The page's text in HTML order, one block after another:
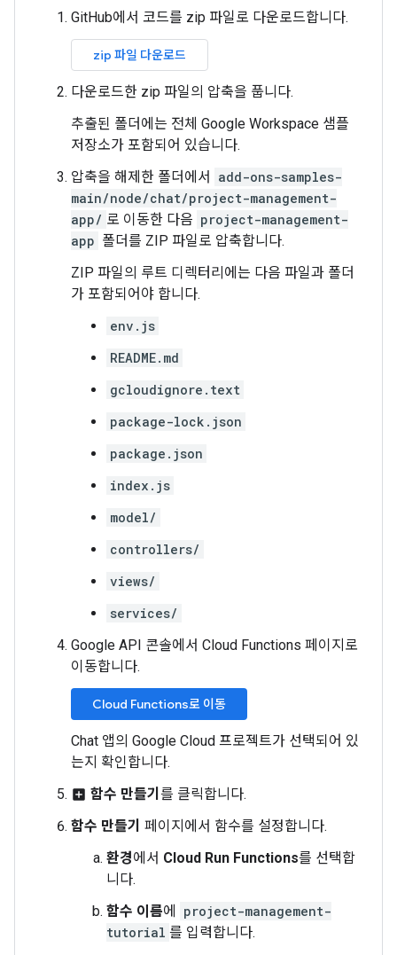
GitHub에서 코드를 zip 파일로 다운로드합니다.
zip 파일 다운로드
다운로드한 zip 파일의 압축을 풉니다.
추출된 폴더에는 전체 Google Workspace 샘플
저장소가 포함되어 있습니다.
압축을 해제한 폴더에서
add-ons-samples-
main/node/chat/project-management-
app/ 로 이동한 다음 project-management-
app 폴더를 ZIP 파일로 압축합니다.
ZIP 파일의 루트 디렉터리에는 다음 파일과 폴더
가 포함되어야 합니다.
env.js
README.md
gcloudignore.text
package-lock.json
package.json
index.js
model/
controllers/
views/
services/
Google API 콘솔에서 Cloud Functions 페이지로
이동합니다.
Cloud Functions로 이동
Chat 앱의 Google Cloud 프로젝트가 선택되어 있
는지 확인합니다.
add_box 함수 만들기 를 클릭합니다.
함수 만들기 페이지에서 함수를 설정합니다.
환경에서 Cloud Run Functions를 선택합
니다.
함수 이름에
project-management-
tutorial 를 입력합니다.